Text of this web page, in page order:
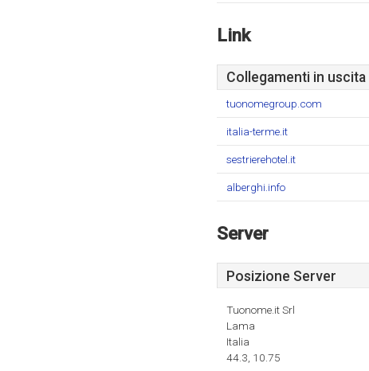
Link
Collegamenti in uscita
tuonomegroup.com
italia-terme.it
sestrierehotel.it
alberghi.info
Server
Posizione Server
Tuonome.it Srl
Lama
Italia
44.3, 10.75